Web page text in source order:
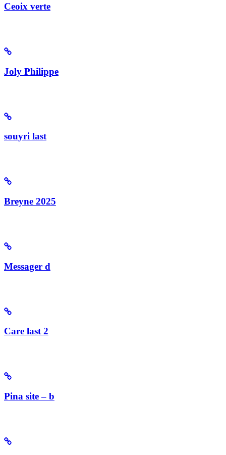
Ceoix verte
Joly Philippe
souyri last
Breyne 2025
Messager d
Care last 2
Pina site – b